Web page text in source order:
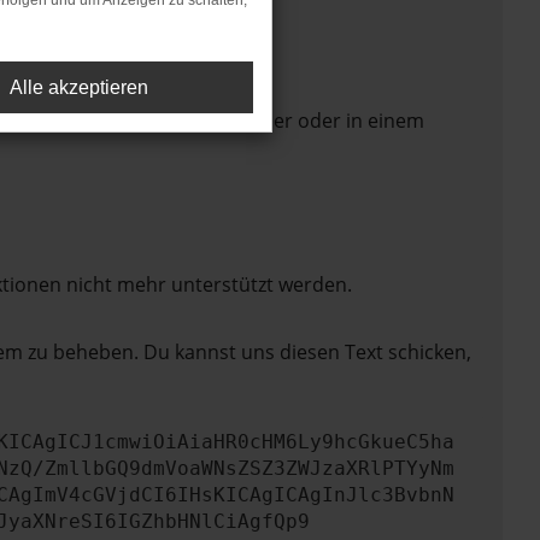
in einem anderen Browser oder in einem
nicht mehr unterstützt werden.
zu beheben. Du kannst uns diesen Text schicken,
ZmllbGQ9dmVoaWNsZSZ3ZWJzaXRlPTYyNm
Alle akzeptieren